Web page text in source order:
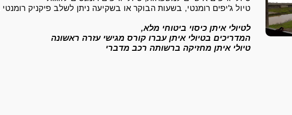
טיול ג'יפים רומנטי, בשעות הבוקר או בשקיעה ניתן לשלב פיקניק
לטיולי איתן כיסוי ביטוחי מלא,
המדריכים בטיולי איתן עברו קורס מגישי עזרה ראשונה
טיולי איתן מחזיקה ברשותה רכב מדברי